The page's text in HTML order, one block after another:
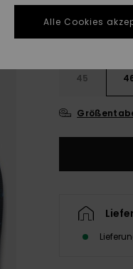
39
45
Alle Cookies